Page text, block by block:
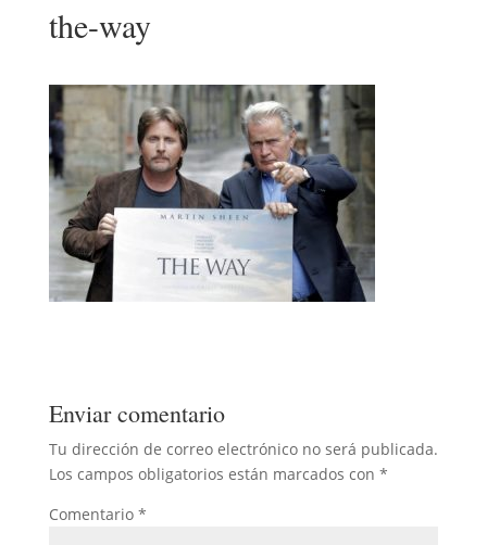
the-way
Enviar comentario
Tu dirección de correo electrónico no será publicada.
Los campos obligatorios están marcados con *
Comentario *